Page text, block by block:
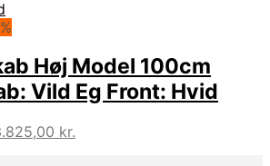
Høj Model 100cm
Vild Eg Front: Hvid
kr.